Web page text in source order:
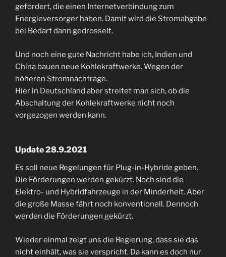
gefördert, die einen Internetverbindung zum
Energieversorger haben. Damit wird die Stromabgabe
bei Bedarf dann gedrosselt.
Und noch eine gute Nachricht habe ich, Indien und
China bauen neue Kohlekraftwerke. Wegen der
höheren Stromnachfrage.
Hier in Deutschland aber streitet man sich, ob die
Abschaltung der Kohlekraftwerke nicht noch
vorgezogen werden kann.
Update 28.9.2021
Es soll neue Regelungen für Plug-in-Hybride geben.
Die Förderungen werden gekürzt. Noch sind die
Elektro- und Hybridfahrzeuge in der Minderheit. Aber
die große Masse fährt noch konventionell. Dennoch
werden die Förderungen gekürzt.
Wieder einmal zeigt uns die Regierung, dass sie das
nicht einhält, was sie verspricht. Da kann es doch nur